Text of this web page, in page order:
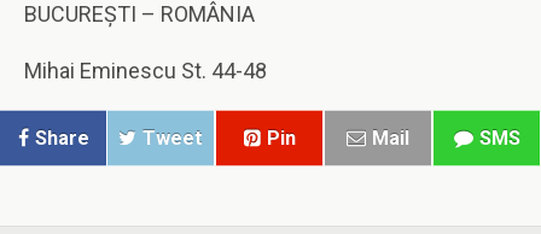
BUCUREŞTI – ROMÂNIA
Mihai Eminescu St. 44-48
Share Tweet Pin Mail SMS